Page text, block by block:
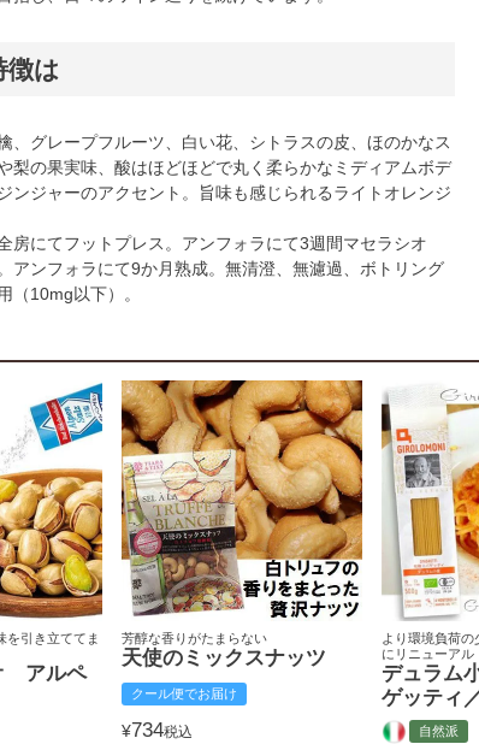
徴は
、グレープフルーツ、白い花、シトラスの皮、ほのかなス
梨の果実味、酸はほどほどで丸く柔らかなミディアムボデ
ンジャーのアクセント。旨味も感じられるライトオレンジ
房にてフットプレス。アンフォラにて3週間マセラシオ
アンフォラにて9か月熟成。無清澄、無濾過、ボトリング
（10mg以下）。
を引き立ててま
アルペ
芳醇な香りがたまらない
天使のミックスナッツ
クール便でお届け
¥734税込
より環境負荷
にリニューアル
デュラム
ゲッティ
自然派